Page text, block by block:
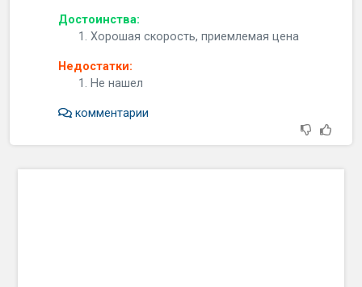
Достоинства:
Хорошая скорость, приемлемая цена
Недостатки:
Не нашел
комментарии